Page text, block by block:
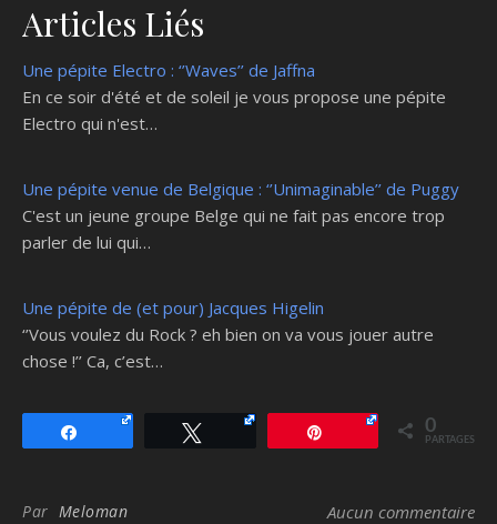
Articles Liés
Une pépite Electro : ‘’Waves’’ de Jaffna
En ce soir d'été et de soleil je vous propose une pépite
Electro qui n'est…
Une pépite venue de Belgique : ‘’Unimaginable’’ de Puggy
C'est un jeune groupe Belge qui ne fait pas encore trop
parler de lui qui…
Une pépite de (et pour) Jacques Higelin
‘’Vous voulez du Rock ? eh bien on va vous jouer autre
chose !’’ Ca, c’est…
0
PARTAGES
Par Meloman Aucun commentaire